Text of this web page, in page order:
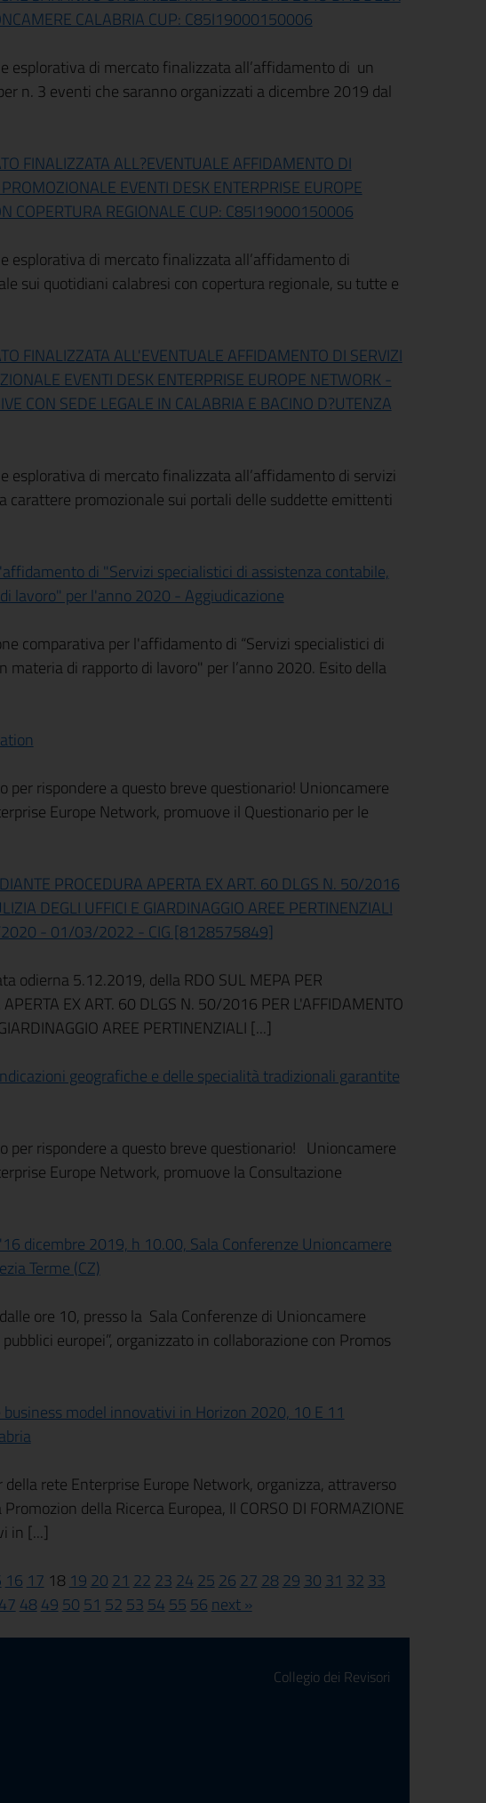
CALABRIA CUP: C85I19000150006
esplorativa di mercato finalizzata all’affidamento di un
n. 3 eventi che saranno organizzati a dicembre 2019 dal
FINALIZZATA ALL?EVENTUALE AFFIDAMENTO DI
EVENTI DESK ENTERPRISE EUROPE
COPERTURA REGIONALE CUP: C85I19000150006
esplorativa di mercato finalizzata all’affidamento di
sui quotidiani calabresi con copertura regionale, su tutte e
FINALIZZATA ALL'EVENTUALE AFFIDAMENTO DI SERVIZI
EVENTI DESK ENTERPRISE EUROPE NETWORK -
CON SEDE LEGALE IN CALABRIA E BACINO D?UTENZA
esplorativa di mercato finalizzata all’affidamento di servizi
carattere promozionale sui portali delle suddette emittenti
di "Servizi specialistici di assistenza contabile,
lavoro" per l'anno 2020 - Aggiudicazione
comparativa per l'affidamento di “Servizi specialistici di
di rapporto di lavoro" per l’anno 2020. Esito della
per rispondere a questo breve questionario! Unioncamere
Europe Network, promuove il Questionario per le
PROCEDURA APERTA EX ART. 60 DLGS N. 50/2016
DEGLI UFFICI E GIARDINAGGIO AREE PERTINENZIALI
2020 - 01/03/2022 - CIG [8128575849]
odierna 5.12.2019, della RDO SUL MEPA PER
EX ART. 60 DLGS N. 50/2016 PER L'AFFIDAMENTO
AREE PERTINENZIALI [...]
geografiche e delle specialità tradizionali garantite
per rispondere a questo breve questionario! Unioncamere
Europe Network, promuove la Consultazione
dicembre 2019, h 10.00, Sala Conferenze Unioncamere
Terme (CZ)
ore 10, presso la Sala Conferenze di Unioncamere
europei”, organizzato in collaborazione con Promos
business model innovativi in Horizon 2020, 10 E 11
rete Enterprise Europe Network, organizza, attraverso
della Ricerca Europea, Il CORSO DI FORMAZIONE
in [...]
16 17 18 19 20 21 22 23 24 25 26 27 28 29 30 31 32 33
47 48 49 50 51 52 53 54 55 56 next »
Collegio dei Revisori